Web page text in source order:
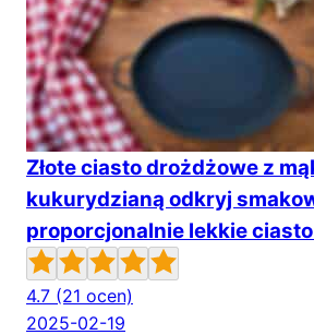
Złote ciasto drożdżowe z
kukurydzianą odkryj
proporcjonalnie lekkie
4.7 (21 ocen)
2025-02-19